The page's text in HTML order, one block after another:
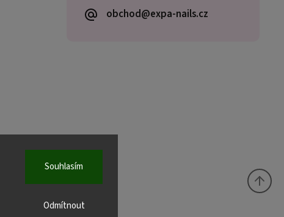
Odmítnout
Souhlasím
obchod@expa-nails.cz